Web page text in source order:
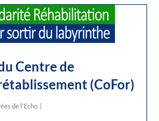
Centre de
(CoFor)
de l'Echo